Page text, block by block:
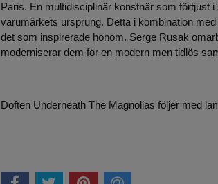
Paris. En multidisciplinär konstnär som förtjust
varumärkets ursprung. Detta i kombination
det som inspirerade honom. Serge Rusak
moderniserar dem för en modern men tidlös
Doften Underneath The Magnolias följer med